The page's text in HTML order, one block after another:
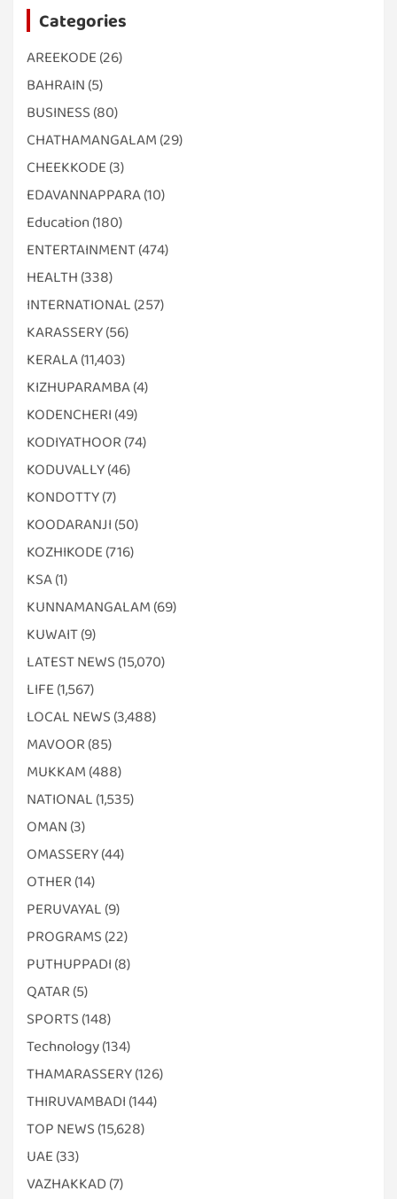
Categories
AREEKODE (26)
BAHRAIN (5)
BUSINESS (80)
CHATHAMANGALAM (29)
CHEEKKODE (3)
EDAVANNAPPARA(10)
Education (180)
ENTERTAINMENT(474)
HEALTH (338)
INTERNATIONAL (257)
KARASSERY(56)
KERALA(11,403)
KIZHUPARAMBA(4)
KODENCHERI (49)
KODIYATHOOR (74)
KODUVALLY(46)
KONDOTTY(7)
KOODARANJI (50)
KOZHIKODE (716)
KSA(1)
KUNNAMANGALAM (69)
KUWAIT(9)
LATEST NEWS (15,070)
LIFE (1,567)
LOCAL NEWS (3,488)
MAVOOR (85)
MUKKAM (488)
NATIONAL (1,535)
OMAN (3)
OMASSERY(44)
OTHER (14)
PERUVAYAL (9)
PROGRAMS (22)
PUTHUPPADI (8)
QATAR (5)
SPORTS (148)
Technology(134)
THAMARASSERY(126)
THIRUVAMBADI (144)
TOP NEWS (15,628)
UAE (33)
VAZHAKKAD(7)